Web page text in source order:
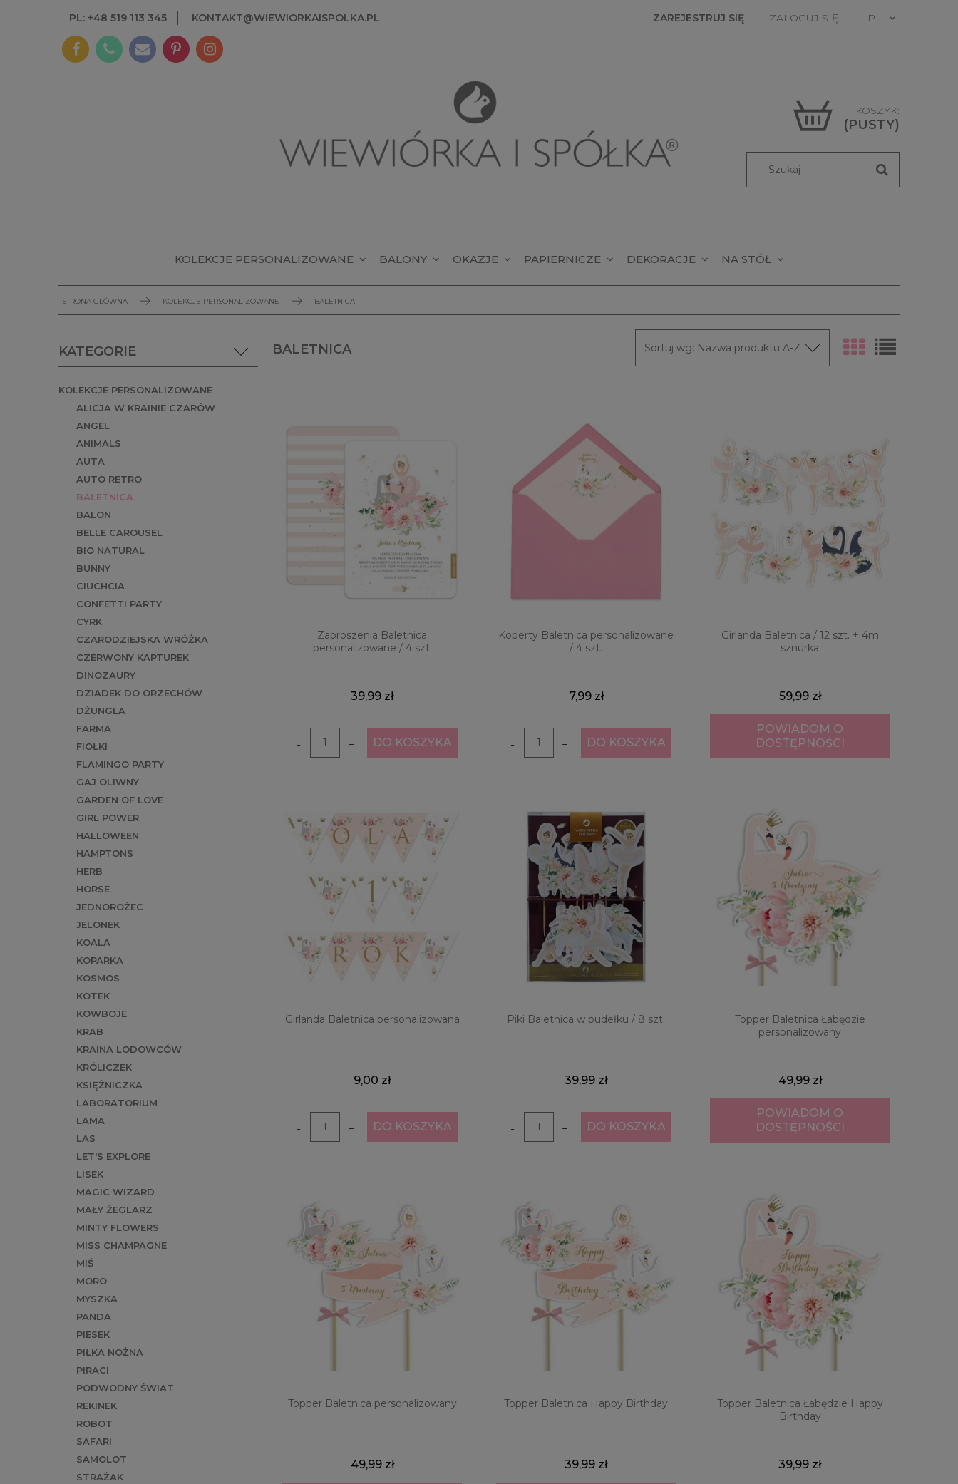
PL: +48 519 113 345 KONTAKT@WIEWIORKAISPOLKA.PL ZAREJESTRUJ SIĘ ZALOGUJ SIĘ
KOSZYK:
(PUSTY)
KOLEKCJE PERSONALIZOWANE BALONY OKAZJE PAPIERNICZE DEKORACJE NA STÓŁ
STRONA GŁÓWNA KOLEKCJE PERSONALIZOWANE BALETNICA
KATEGORIE
KOLEKCJE PERSONALIZOWANE
ALICJA W KRAINIE CZARÓW
ANGEL
ANIMALS
AUTA
AUTO RETRO
BALETNICA
BALON
BELLE CAROUSEL
BIO NATURAL
BUNNY
CIUCHCIA
CONFETTI PARTY
CYRK
CZARODZIEJSKA WRÓŻKA
CZERWONY KAPTUREK
DINOZAURY
DZIADEK DO ORZECHÓW
DŻUNGLA
FARMA
FIOŁKI
FLAMINGO PARTY
GAJ OLIWNY
GARDEN OF LOVE
GIRL POWER
HALLOWEEN
HAMPTONS
HERB
HORSE
JEDNOROŻEC
JELONEK
KOALA
KOPARKA
KOSMOS
KOTEK
KOWBOJE
KRAB
KRAINA LODOWCÓW
KRÓLICZEK
KSIĘŻNICZKA
LABORATORIUM
LAMA
LAS
LET'S EXPLORE
LISEK
MAGIC WIZARD
MAŁY ŻEGLARZ
MINTY FLOWERS
MISS CHAMPAGNE
MIŚ
MORO
MYSZKA
PANDA
PIESEK
PIŁKA NOŻNA
PIRACI
PODWODNY ŚWIAT
REKINEK
ROBOT
SAFARI
SAMOLOT
STRAŻAK
BALETNICA Sortuj wg: Nazwa produktu A-Z
Zaproszenia Baletnica
personalizowane / 4 szt.
39,99 zł
- + DO KOSZYKA
Koperty Baletnica personalizowane
/ 4 szt.
7,99 zł
- + DO KOSZYKA
Girlanda Baletnica / 12 szt. + 4m
sznurka
59,99 zł
POWIADOM O
DOSTĘPNOŚCI
Girlanda Baletnica personalizowana
9,00 zł
- + DO KOSZYKA
Piki Baletnica w pudełku / 8 szt.
39,99 zł
- + DO KOSZYKA
Topper Baletnica Łabędzie
personalizowany
49,99 zł
POWIADOM O
DOSTĘPNOŚCI
Topper Baletnica personalizowany
49,99 zł
Topper Baletnica Happy Birthday
39,99 zł
Topper Baletnica Łabędzie Happy
Birthday
39,99 zł